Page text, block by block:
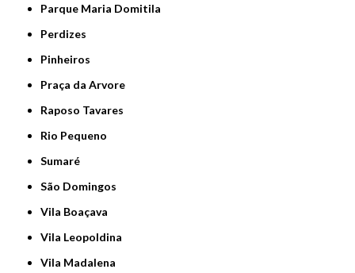
Parque Maria Domitila
Perdizes
Pinheiros
Praça da Arvore
Raposo Tavares
Rio Pequeno
Sumaré
São Domingos
Vila Boaçava
Vila Leopoldina
Vila Madalena